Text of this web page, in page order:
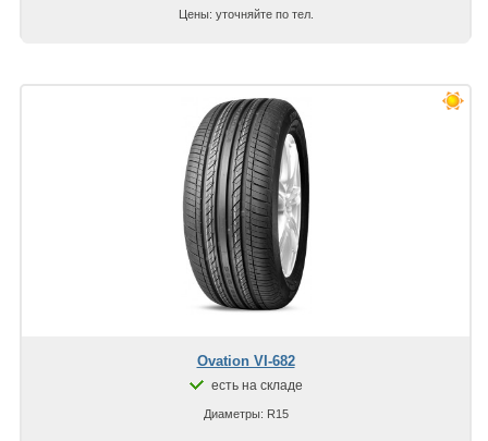
Цены: уточняйте по тел.
Ovation VI-682
есть на складе
Диаметры: R15